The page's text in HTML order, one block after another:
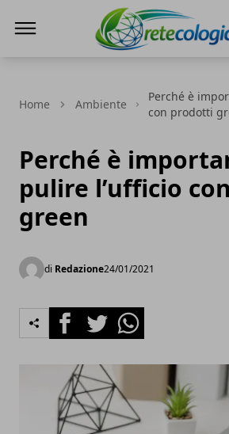
Home Ambiente
Perché è
con prodotti
Perché è
pulire l’ufficio
green
di Redazione24/01/2021
FacebookTwitterWhatsapp